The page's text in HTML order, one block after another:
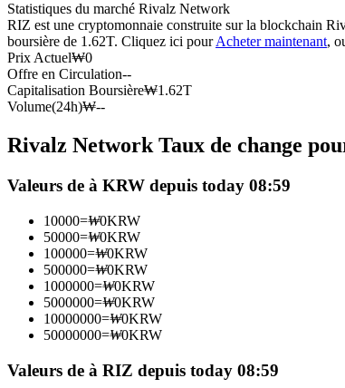
Futures USDC
Futures utilisant l'USDC comme garantie
Copie de Trading
Statistiques du marché Rivalz Network
RIZ est une cryptomonnaie construite sur la blockchain
boursière de 1.62T. Cliquez ici pourAcheter maintenant,
Prix Actuel₩0
Offre en Circulation--
Capitalisation Boursière₩1.62T
Volume(24h)₩--
Rivalz Network Taux de change
Valeurs de à KRW depuis today 08:59
10000=₩0KRW
50000=₩0KRW
100000=₩0KRW
500000=₩0KRW
1000000=₩0KRW
5000000=₩0KRW
10000000=₩0KRW
50000000=₩0KRW
Valeurs de à RIZ depuis today 08:59